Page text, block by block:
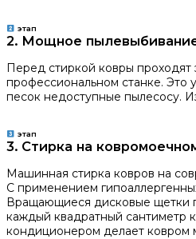
этап
2. Мощное
Перед стиркой ковры проходят
профессиональном станке. Это
песок недоступные пылесосу.
этап
3. Стирка на
Машинная стирка ковров на
С применением
Вращающиеся дисковые щетки
каждый квадратный сантиметр
кондиционером делает ковром